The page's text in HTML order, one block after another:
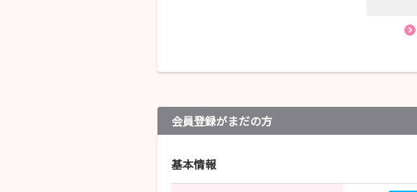
会員登録がまだの方
基本情報